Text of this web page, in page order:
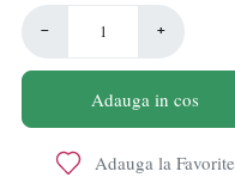
− +
Adauga in cos
Adauga la Favorite